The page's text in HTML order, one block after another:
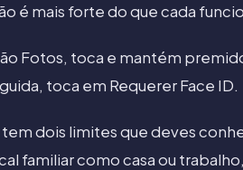
é mais forte do que cada
Fotos, toca e mantém
toca em Requerer Face ID.
dois limites que deves
familiar como casa ou